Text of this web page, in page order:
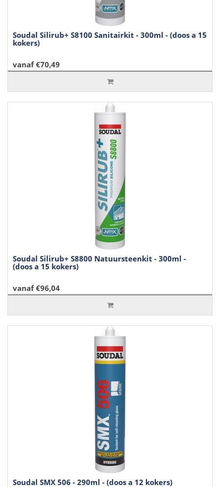
Soudal Silirub+ S8100 Sanitairkit - 300ml - (doos a 15
kokers)
vanaf €70,49
Soudal Silirub+ S8800 Natuursteenkit - 300ml -
(doos a 15 kokers)
vanaf €96,04
Soudal SMX 506 - 290ml - (doos a 12 kokers)